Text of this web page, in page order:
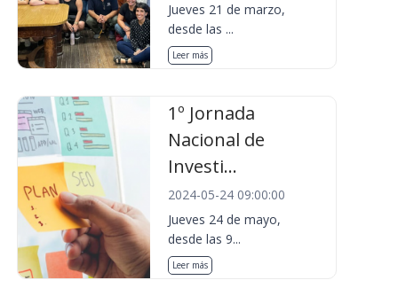
Jueves 21 de marzo,
desde las ...
Leer más
1º Jornada
Nacional de
Investi...
2024-05-24 09:00:00
Jueves 24 de mayo,
desde las 9...
Leer más